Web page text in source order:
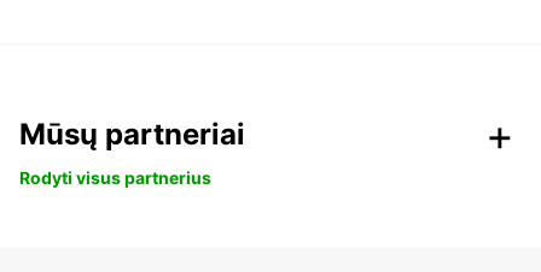
Mūsų partneriai
Rodyti visus partnerius